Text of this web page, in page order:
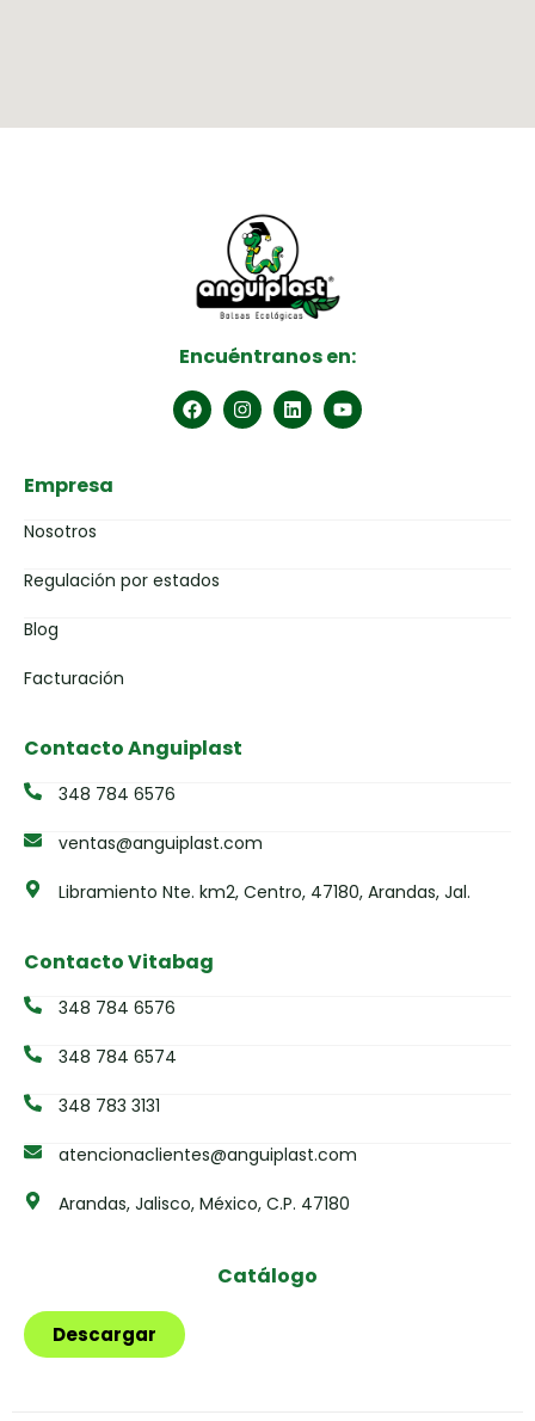
Encuéntranos en:
Empresa
Nosotros
Regulación por estados
Blog
Facturación
Contacto Anguiplast
348 784 6576
ventas@anguiplast.com
Libramiento Nte. km2, Centro, 47180, Arandas, Jal.
Contacto Vitabag
348 784 6576
348 784 6574
348 783 3131
atencionaclientes@anguiplast.com
Arandas, Jalisco, México, C.P. 47180
Catálogo
Descargar